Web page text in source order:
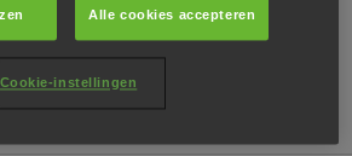
Alle cookies accepteren
Cookie-instellingen